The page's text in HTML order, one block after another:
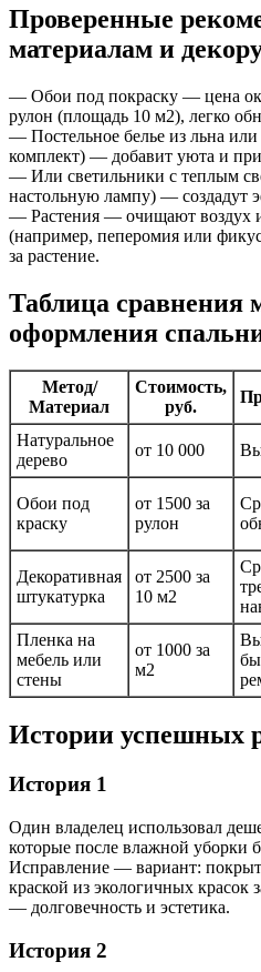
Проверенные
материалам и
— Обои под покраску — цена
рулон (площадь 10 м2), легко
— Постельное белье из льна или
комплект) — добавит уюта и
— Или светильники с теплым
настольную лампу) — создадут
— Растения — очищают воздух
(например, пеперомия или
за растение.
Таблица сравнения
оформления
Метод/
Материал
Стоимость,
руб.
Натуральное
дерево
от 10 000
Обои под
краску
от 1500 за
рулон
Декоративная
штукатурка
от 2500 за
10 м2
Пленка на
мебель или
стены
от 1000 за
м2
Истории успешных
История 1
Один владелец использовал
которые после влажной уборки
Исправление — вариант:
краской из экологичных красок
— долговечность и эстетика.
История 2